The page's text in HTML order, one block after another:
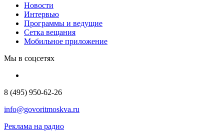
Новости
Интервью
Программы и ведущие
Сетка вещания
Мобильное приложение
Мы в соцсетях
8 (495) 950-62-26
info@govoritmoskva.ru
Реклама на радио